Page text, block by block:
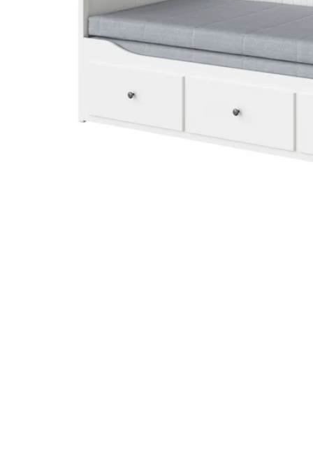
Image zoomed out, normal view